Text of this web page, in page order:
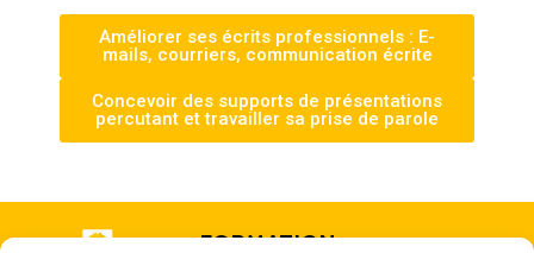
Améliorer ses écrits professionnels : E-
mails, courriers, communication écrite
Concevoir des supports de présentations
percutant et travailler sa prise de parole
FORMATION